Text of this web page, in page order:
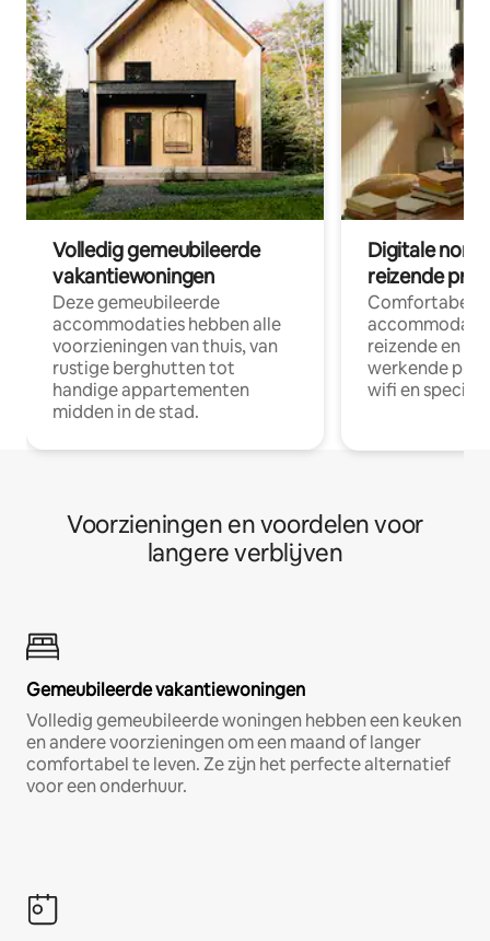
Volledig gemeubileerde
vakantiewoningen
Deze gemeubileerde
accommodaties hebben alle
voorzieningen van thuis, van
rustige berghutten tot
handige appartementen
midden in de stad.
Digitale
reizende
Comfortabele
reizende en
werkende
wifi en
Voorzieningen en voordelen voor
langere verblijven
Gemeubileerde vakantiewoningen
Volledig gemeubileerde woningen hebben een keuken
en andere voorzieningen om een maand of langer
comfortabel te leven. Ze zijn het perfecte alternatief
voor een onderhuur.